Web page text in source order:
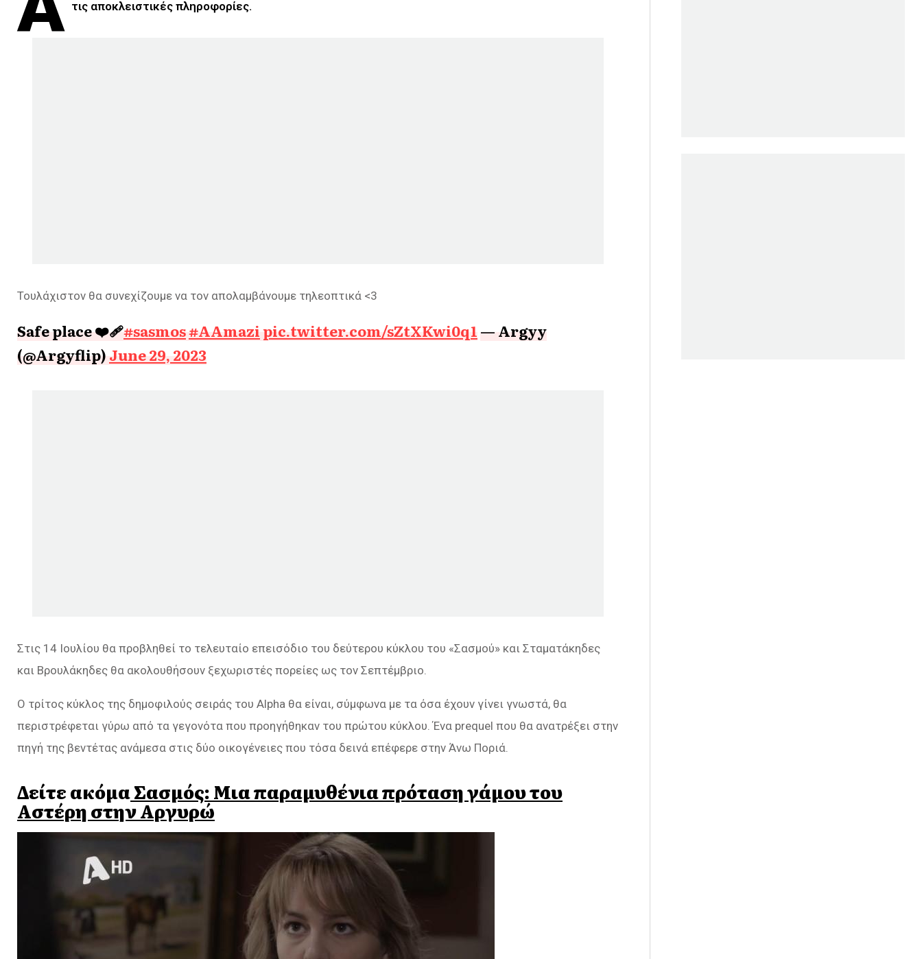
τις αποκλειστικές πληροφορίες.
Τουλάχιστον θα συνεχίζουμε να τον απολαμβάνουμε τηλεοπτικά <3
Safe place ❤️‍🩹#sasmos#AAmazipic.twitter.com/sZtXKwi0q1— Argyy
(@Argyflip)June 29, 2023
Στις 14 Ιουλίου θα προβληθεί το τελευταίο επεισόδιο του δεύτερου κύκλου του «Σασμού» και Σταματάκηδες
και Βρουλάκηδες θα ακολουθήσουν ξεχωριστές πορείες ως τον Σεπτέμβριο.
Ο τρίτος κύκλος της δημοφιλούς σειράς του Alpha θα είναι, σύμφωνα με τα όσα έχουν γίνει γνωστά, θα
περιστρέφεται γύρω από τα γεγονότα που προηγήθηκαν του πρώτου κύκλου. Ένα prequel που θα ανατρέξει στην
πηγή της βεντέτας ανάμεσα στις δύο οικογένειες που τόσα δεινά επέφερε στην Άνω Ποριά.
Δείτε ακόμαΣασμός: Μια παραμυθένια πρόταση γάμου του
Αστέρη στην Αργυρώ